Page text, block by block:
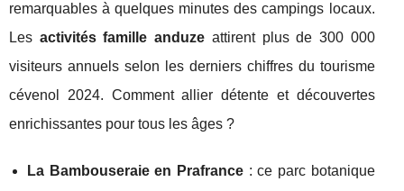
remarquables à quelques minutes des campings locaux.
Les activités famille anduze attirent plus de 300 000
visiteurs annuels selon les derniers chiffres du tourisme
cévenol 2024. Comment allier détente et découvertes
enrichissantes pour tous les âges ?
La Bambouseraie en Prafrance: ce parc botanique